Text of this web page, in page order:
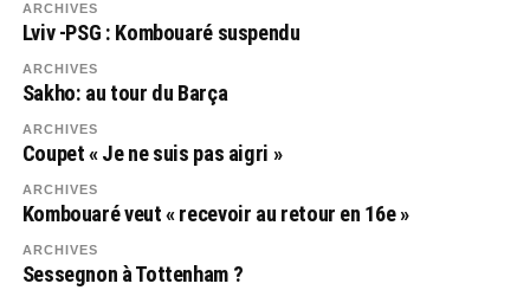
ARCHIVES
Lviv -PSG : Kombouaré suspendu
ARCHIVES
Sakho: au tour du Barça
ARCHIVES
Coupet « Je ne suis pas aigri »
ARCHIVES
Kombouaré veut « recevoir au retour en 16e »
ARCHIVES
Sessegnon à Tottenham ?